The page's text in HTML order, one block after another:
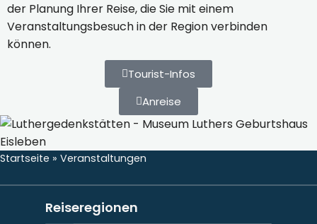
der Planung Ihrer Reise, die Sie mit einem
Veranstaltungsbesuch in der Region verbinden
können.
Tourist-Infos
Anreise
Startseite » Veranstaltungen
Reiseregionen